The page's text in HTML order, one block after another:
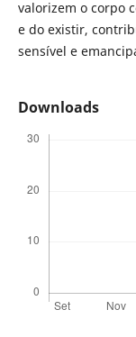
valorizem o corpo
e do existir,
sensível e
Downloads